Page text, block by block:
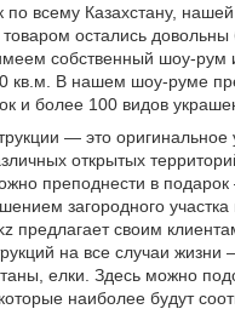
по всему Казахстану,
остались
собственный шоу-рум
кв.м. В нашем шоу-руме
и более 100 видов
— это оригинальное
открытых
преподнести в
загородного участка
предлагает своим
на все случаи жизни
елки. Здесь можно
наиболее будут